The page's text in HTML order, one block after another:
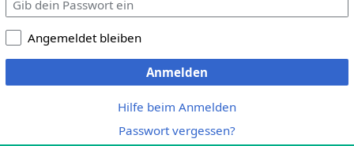
Angemeldet bleiben
Anmelden
Hilfe beim Anmelden
Passwort vergessen?